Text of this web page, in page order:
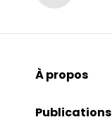
À propos
Publications